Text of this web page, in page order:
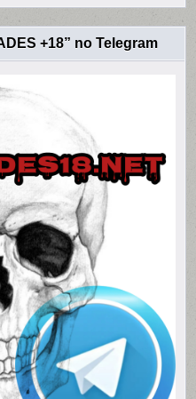
+18” no Telegram